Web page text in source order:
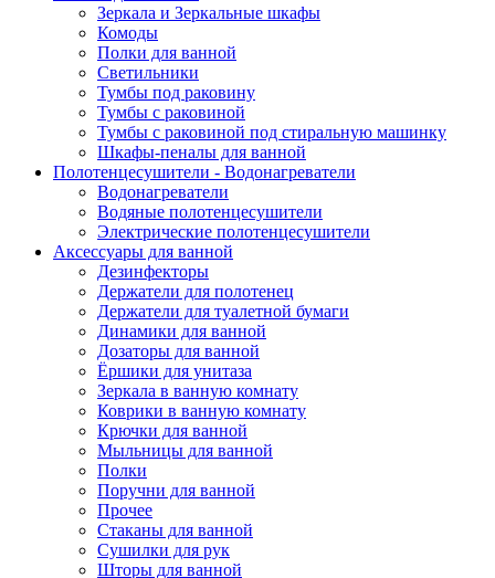
Зеркала и Зеркальные шкафы
Комоды
Полки для ванной
Светильники
Тумбы под раковину
Тумбы с раковиной
Тумбы с раковиной под стиральную машинку
Шкафы-пеналы для ванной
Полотенцесушители - Водонагреватели
Водонагреватели
Водяные полотенцесушители
Электрические полотенцесушители
Аксессуары для ванной
Дезинфекторы
Держатели для полотенец
Держатели для туалетной бумаги
Динамики для ванной
Дозаторы для ванной
Ёршики для унитаза
Зеркала в ванную комнату
Коврики в ванную комнату
Крючки для ванной
Мыльницы для ванной
Полки
Поручни для ванной
Прочее
Стаканы для ванной
Сушилки для рук
Шторы для ванной